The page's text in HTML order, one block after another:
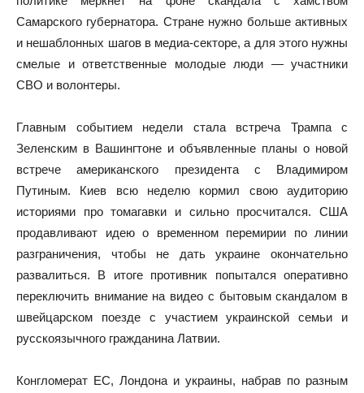
Самарского губернатора. Стране нужно больше активных
и нешаблонных шагов в медиа-секторе, а для этого нужны
смелые и ответственные молодые люди — участники
СВО и волонтеры.
Главным событием недели стала встреча Трампа с
Зеленским в Вашингтоне и объявленные планы о новой
встрече американского президента с Владимиром
Путиным. Киев всю неделю кормил свою аудиторию
историями про томагавки и сильно просчитался. США
продавливают идею о временном перемирии по линии
разграничения, чтобы не дать украине окончательно
развалиться. В итоге противник попытался оперативно
переключить внимание на видео с бытовым скандалом в
швейцарском поезде с участием украинской семьи и
русскоязычного гражданина Латвии.
Конгломерат ЕС, Лондона и украины, набрав по разным